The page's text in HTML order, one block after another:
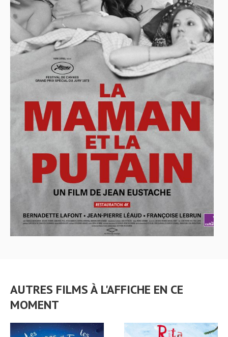
AUTRES FILMS À L'AFFICHE EN CE
MOMENT